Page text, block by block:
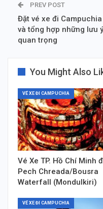
PREV POST
Đặt vé xe đi Campuchia
và tổng hợp những lưu ý
quan trọng
You Might Also
VÉ XE ĐI CAMPUCHIA
Vé Xe TP. Hồ Chí Minh
Pech Chreada/Bousra
Waterfall (Mondulkiri)
VÉ XE ĐI CAMPUCHIA